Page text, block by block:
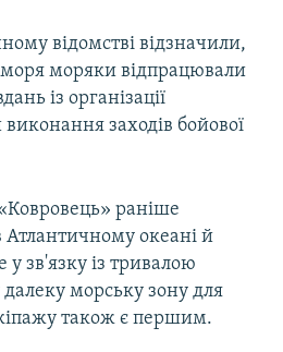
відомстві відзначили,
моряки відпрацювали
із організації
заходів бойової
раніше
Атлантичному океані й
у зв'язку із тривалою
морську зону для
також є першим.